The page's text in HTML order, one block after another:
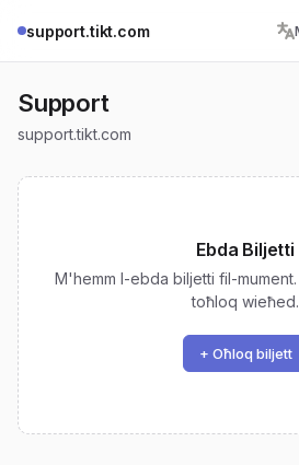
support.tikt.com
Support
support.tikt.com
Ebda Biljetti
M'hemm l-ebda biljetti fil-
toħloq wieħed.
+ Oħloq biljett